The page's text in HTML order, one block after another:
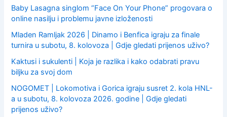
Baby Lasagna singlom “Face On Your Phone” progovara o
online nasilju i problemu javne izloženosti
Mladen Ramljak 2026 | Dinamo i Benfica igraju za finale
turnira u subotu, 8. kolovoza | Gdje gledati prijenos uživo?
Kaktusi i sukulenti | Koja je razlika i kako odabrati pravu
biljku za svoj dom
NOGOMET | Lokomotiva i Gorica igraju susret 2. kola HNL-
a u subotu, 8. kolovoza 2026. godine | Gdje gledati
prijenos uživo?